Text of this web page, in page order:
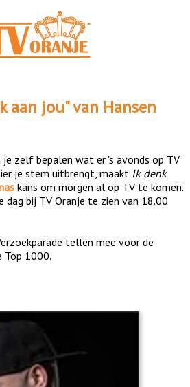
aan jou" van Hansen
je zelf bepalen wat er 's avonds op TV
je stem uitbrengt, maakt Ik denk
kans om morgen al op TV te komen.
dag bij TV Oranje te zien van 18.00
tellen mee voor de
Top 1000.